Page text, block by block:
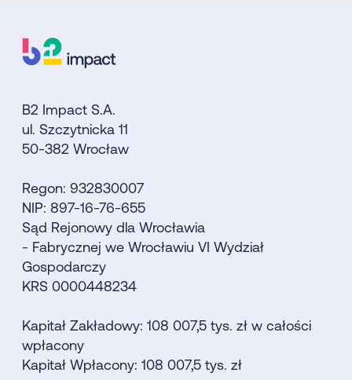
B2 Impact S.A.
ul. Szczytnicka 11
50-382 Wrocław
Regon: 932830007
NIP: 897-16-76-655
Sąd Rejonowy dla Wrocławia
- Fabrycznej we Wrocławiu VI Wydział
Gospodarczy
KRS 0000448234
Kapitał Zakładowy: 108 007,5 tys. zł w całości
wpłacony
Kapitał Wpłacony: 108 007,5 tys. zł